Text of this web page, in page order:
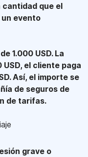
cantidad que el
evento
1.000 USD. La
el cliente paga
Así, el importe se
de seguros de
de tarifas.
grave o